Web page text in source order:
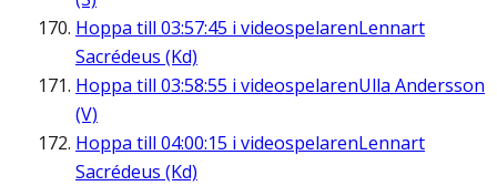
Hoppa till 03:57:45 i videospelarenLennart
Sacrédeus (Kd)
Hoppa till 03:58:55 i videospelarenUlla Andersson
(V)
Hoppa till 04:00:15 i videospelarenLennart
Sacrédeus (Kd)